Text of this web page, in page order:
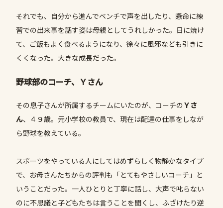
それでも、自分から進んでベンチで声を出したり、懸命に練
習での出来事を話す姿は母親としてうれしかった。日に焼け
て、ご飯もよく食べるようになり、徐々に風邪なども引きに
くくなった。大きな成長だった。
野球部のコーチ、Ｙさん
その息子さんが所属するチームにいたのが、コーチのＹさ
ん、４９歳。元小学校の教員で、現在は配達の仕事をしなが
ら野球を教えている。
スポーツをやっている人にしてはめずらしく物静かなタイプ
で、お母さんたちからの評判も「とてもやさしいコーチ」と
いうことだった。一人ひとりと丁寧に話し、大声で叱らない
のに不思議と子どもたちは言うことを聞くし、ふざけたり逆